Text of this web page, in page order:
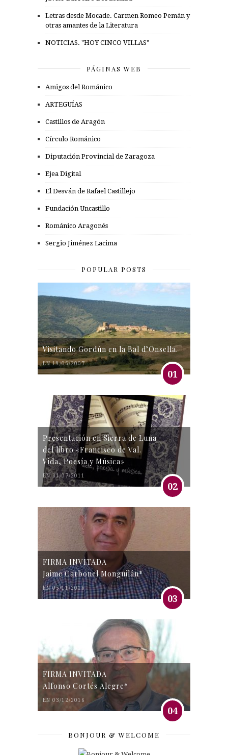
Letras desde Mocade. Carmen Romeo Pemán y
otras amantes de la Literatura
NOTICIAS. "HOY CINCO VILLAS"
PÁGINAS WEB
Amigos del Románico
ARTEGUÍAS
Castillos de Aragón
Círculo Románico
Diputación Provincial de Zaragoza
Ejea Digital
El Desván de Rafael Castillejo
Fundación Uncastillo
Románico Aragonés
Sergio Jiménez Lacima
POPULAR POSTS
Visitando Gordún en la Bal d’Onsella.
EN 19/06/2007
01
Presentación en Sierra de Luna
del libro «Francisco de Val.
Vida, Poesía y Música»
EN 31/07/2011
02
FIRMA INVITADA
Jaime Carbonel Monguilán*
EN 05/11/2016
03
FIRMA INVITADA
Alfonso Cortés Alegre*
EN 03/12/2016
04
BONJOUR & WELCOME